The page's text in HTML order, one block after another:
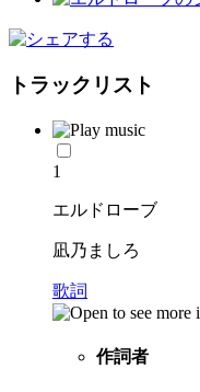
トラックリスト
1
エルドローブ
凪乃ましろ
歌詞
作詞者